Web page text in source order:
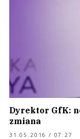
Dyrektor GfK:
zmiana
31.05.2016 / 07:27